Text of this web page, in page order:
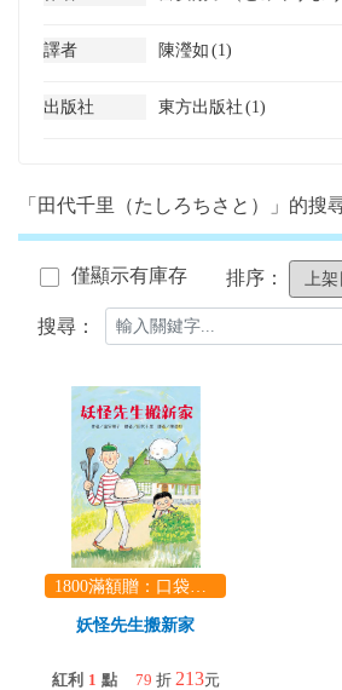
譯者 陳瀅如(1)
出版社 東方出版社(1)
「田代千里（たしろちさと）」的搜
僅顯示有庫存 排序：
搜尋：
1800滿額贈：口袋玩具一份（隨機出貨） (summer read)
妖怪先生搬新家
紅利 1 點 79 折 213元